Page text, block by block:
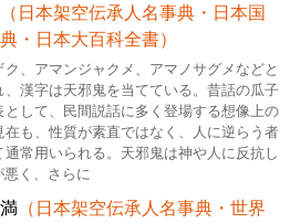
（日本架空伝承人名事典・日本国
・日本大百科全書）
ク、アマンジャクメ、アマノサグメなどと
、漢字は天邪鬼を当てている。昔話の瓜子
として、民間説話に多く登場する想像上の
在も、性質が素直ではなく、人に逆らう者
通常用いられる。天邪鬼は神や人に反抗し
悪く、さらに
（日本架空伝承人名事典・世界